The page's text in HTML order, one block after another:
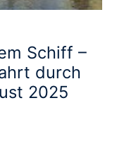
Schiff –
durch
2025